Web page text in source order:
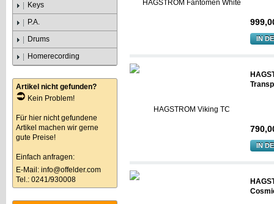
Keys
P.A.
Drums
Homerecording
Artikel nicht gefunden?
Kein Problem!
Für hier nicht gefundene
Artikel machen wir gerne
gute Preise!
Einfach anfragen:
E-Mail: info@offelder.com
Tel.: 0241/930008
IN
IN